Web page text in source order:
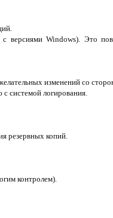
версиями Windows). Это
изменений со
системой логирования.
резервных копий.
контролем).